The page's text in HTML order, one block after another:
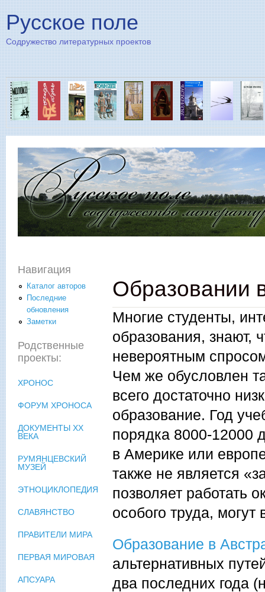
Русское поле
Содружество литературных проектов
Образовании
Многие студенты,
образования, знают,
невероятным
Чем же обусловлен
всего достаточно
образование. Год
порядка 8000-12000
в Америке или
также не является
позволяет работать
особого труда, могут
Образование в
альтернативных
два последних года
Навигация
Каталог авторов
Последние
обновления
Заметки
Родственные
проекты:
ХРОНОС
ФОРУМ ХРОНОСА
ДОКУМЕНТЫ XX
ВЕКА
РУМЯНЦЕВСКИЙ
МУЗЕЙ
ЭТНОЦИКЛОПЕДИЯ
СЛАВЯНСТВО
ПРАВИТЕЛИ МИРА
ПЕРВАЯ МИРОВАЯ
АПСУАРА